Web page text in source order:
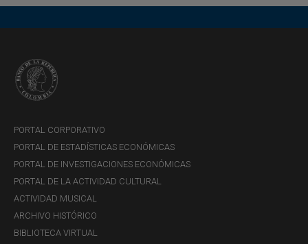
PORTAL CORPORATIVO
PORTAL DE ESTADÍSTICAS ECONÓMICAS
PORTAL DE INVESTIGACIONES ECONÓMICAS
PORTAL DE LA ACTIVIDAD CULTURAL
ACTIVIDAD MUSICAL
ARCHIVO HISTÓRICO
BIBLIOTECA VIRTUAL